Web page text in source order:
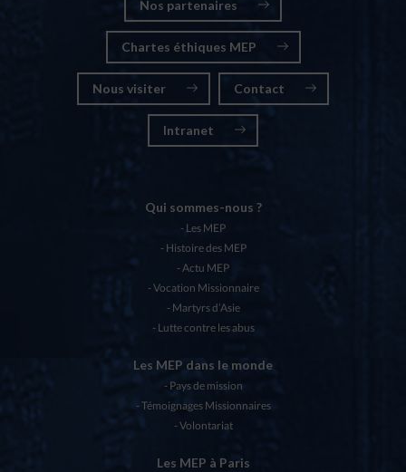
Nos partenaires
Chartes éthiques MEP
Nous visiter Contact
Intranet
Qui sommes-nous ?
Les MEP
Histoire des MEP
Actu MEP
Vocation Missionnaire
Martyrs d’Asie
Lutte contre les abus
Les MEP dans le monde
Pays de mission
Témoignages Missionnaires
Volontariat
Les MEP à Paris